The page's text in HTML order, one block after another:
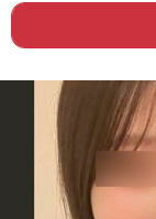
Page 1
Page 2